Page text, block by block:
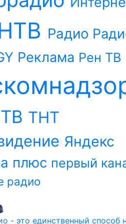
Радио
Реклама Рен ТВ
ТВ ТНТ
Яндекс
плюс первый
радио
- это единственный способ